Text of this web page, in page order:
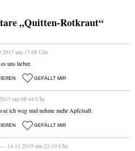
„Quitten-Rotkraut“
um 17:08 Uhr
uns lieber.
GEFÄLLT MIR
um 08:44 Uhr
ich weg und nehme mehr Apfelsaft
GEFÄLLT MIR
— 14.11.2015 um 23:10 Uhr